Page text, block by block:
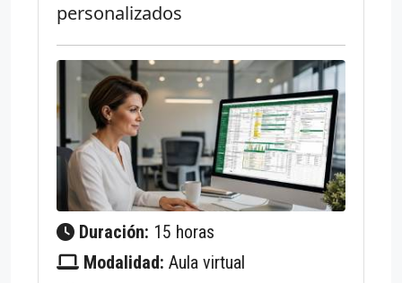
personalizados
Duración: 15 horas
Modalidad: Aula virtual